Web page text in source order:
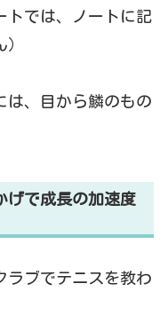
トでは、ノートに記
は、目から鱗のもの
げで成長の加速度
ラブでテニスを教わ